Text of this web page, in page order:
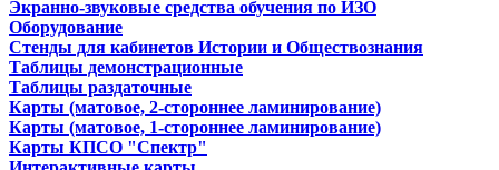
Экранно-звуковые средства обучения по ИЗО
Оборудование
Стенды для кабинетов Истории и Обществознания
Таблицы демонстрационные
Таблицы раздаточные
Карты (матовое, 2-стороннее ламинирование)
Карты (матовое, 1-стороннее ламинирование)
Карты КПСО "Спектр"